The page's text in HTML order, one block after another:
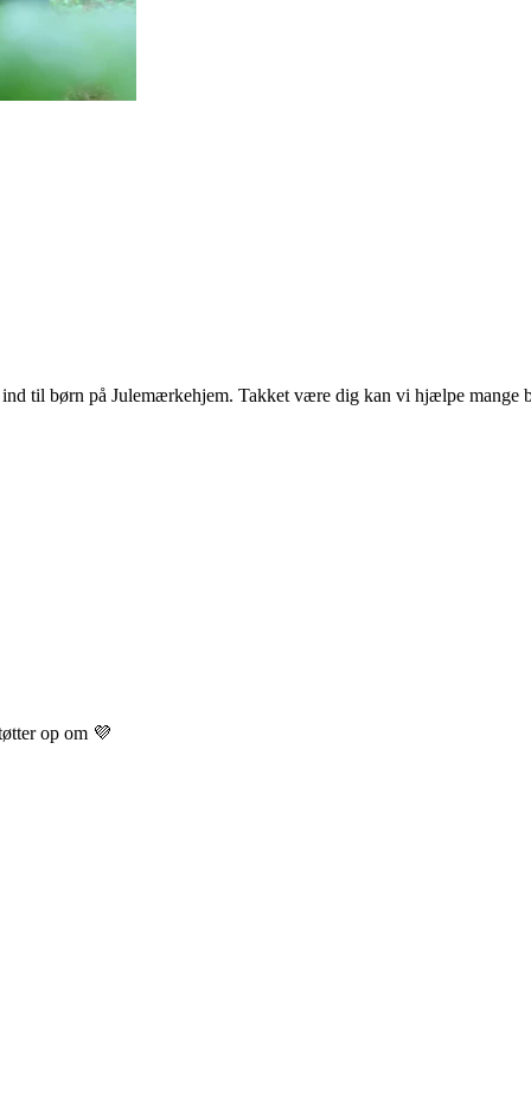
til børn på Julemærkehjem. Takket være dig kan vi hjælpe
op om 💜